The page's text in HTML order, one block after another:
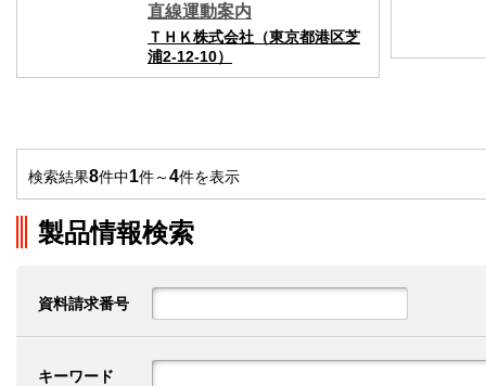
直線運動案内
ＴＨＫ株式会社（東京都港区芝
浦2-12-10）
検索結果8件中1件～4件を表示
製品情報検索
資料請求番号
キーワード